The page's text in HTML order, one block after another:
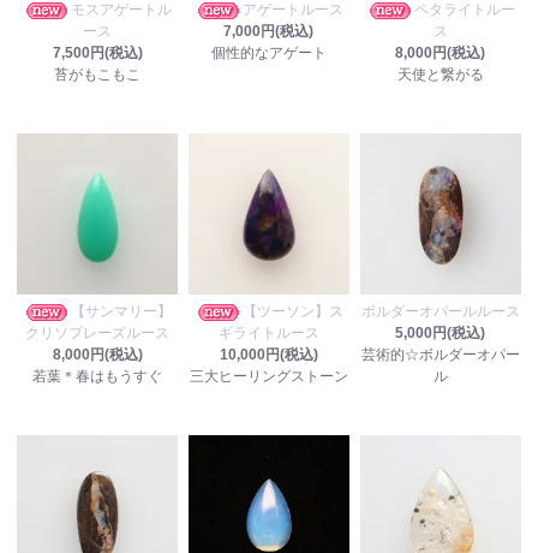
モスアゲートル
ース
7,500円(税込)
苔がもこもこ
アゲートルース
7,000円(税込)
個性的なアゲート
ペタライトルー
ス
8,000円(税込)
天使と繋がる
【サンマリー】
クリソプレーズルース
8,000円(税込)
若葉＊春はもうすぐ
【ツーソン】ス
ギライトルース
10,000円(税込)
三大ヒーリングストーン
ボルダーオパールルース
5,000円(税込)
芸術的☆ボルダーオパー
ル